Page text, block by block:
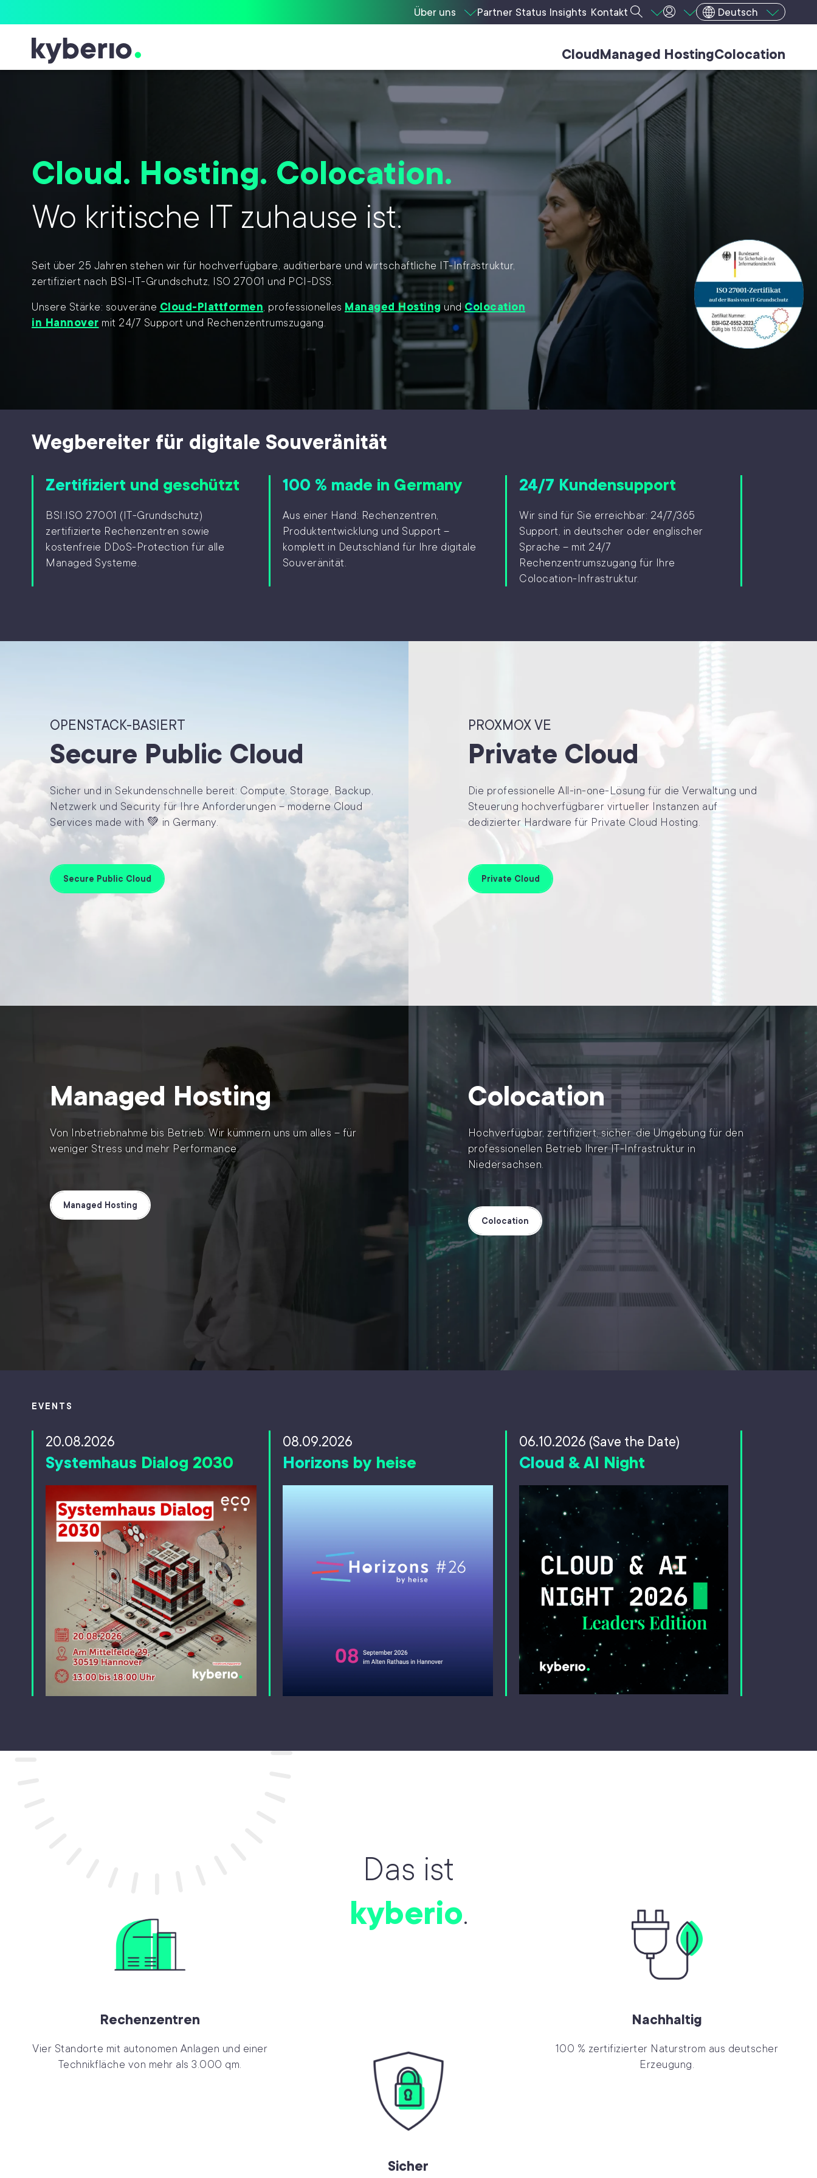
Über uns Partner Status Insights Kontakt Deutsch
CloudManaged HostingColocation
Cloud. Hosting. Colocation.
Wo kritische IT zuhause ist.
Seit über 25 Jahren stehen wir für hochverfügbare, auditierbare und wirtschaftliche IT-Infrastruktur,
zertifiziert nach BSI-IT-Grundschutz, ISO 27001 und PCI-DSS.
Unsere Stärke: souveräne Cloud-Plattformen, professionelles Managed Hostingund Colocation
in Hannover mit 24/7 Support und Rechenzentrumszugang.
Wegbereiter für digitale Souveränität
Zertifiziert und geschützt
BSI:ISO 27001 (IT-Grundschutz)
zertifizierte Rechenzentren sowie
kostenfreie DDoS-Protection für alle
Managed Systeme.
100 % made in Germany
Aus einer Hand: Rechenzentren,
Produktentwicklung und Support –
komplett in Deutschland für Ihre digitale
Souveränität.
24/7 Kundensupport
Wir sind für Sie erreichbar: 24/7/365
Support, in deutscher oder englischer
Sprache – mit 24/7
Rechenzentrumszugang für Ihre
Colocation-Infrastruktur.
OPENSTACK-BASIERT
Secure Public Cloud
Sicher und in Sekundenschnelle bereit: Compute, Storage, Backup,
Netzwerk und Security für Ihre Anforderungen – moderne Cloud
Services made with 💚 in Germany.
Secure Public Cloud
PROXMOX VE
Private Cloud
Die professionelle All-in-one-Lösung für die Verwaltung und
Steuerung hochverfügbarer virtueller Instanzen auf
dedizierter Hardware für Private Cloud Hosting.
Private Cloud
Managed Hosting
Von Inbetriebnahme bis Betrieb: Wir kümmern uns um alles – für
weniger Stress und mehr Performance.
Managed Hosting
Colocation
Hochverfügbar, zertifiziert, sicher: die Umgebung für den
professionellen Betrieb Ihrer IT-Infrastruktur in
Niedersachsen.
Colocation
EVENTS
20.08.2026
Systemhaus Dialog 2030
08.09.2026
Horizons by heise
06.10.2026 (Save the Date)
Cloud & AI Night
Das ist
kyberio.
Rechenzentren
Vier Standorte mit autonomen Anlagen und einer
Technikfläche von mehr als 3.000 qm.
Nachhaltig
100 % zertifizierter Naturstrom aus deutscher
Erzeugung.
Sicher